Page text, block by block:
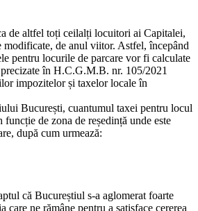
de altfel toți ceilalți locuitori ai Capitalei,
modificate, de anul viitor. Astfel, începând
pentru locurile de parcare vor fi calculate
în H.C.G.M.B. nr. 105/2021
impozitelor și taxelor locale în
București, cuantumul taxei pentru locul
funcție de zona de reședință unde este
după cum urmează:
că Bucureștiul s-a aglomerat foarte
ne rămâne pentru a satisface cererea